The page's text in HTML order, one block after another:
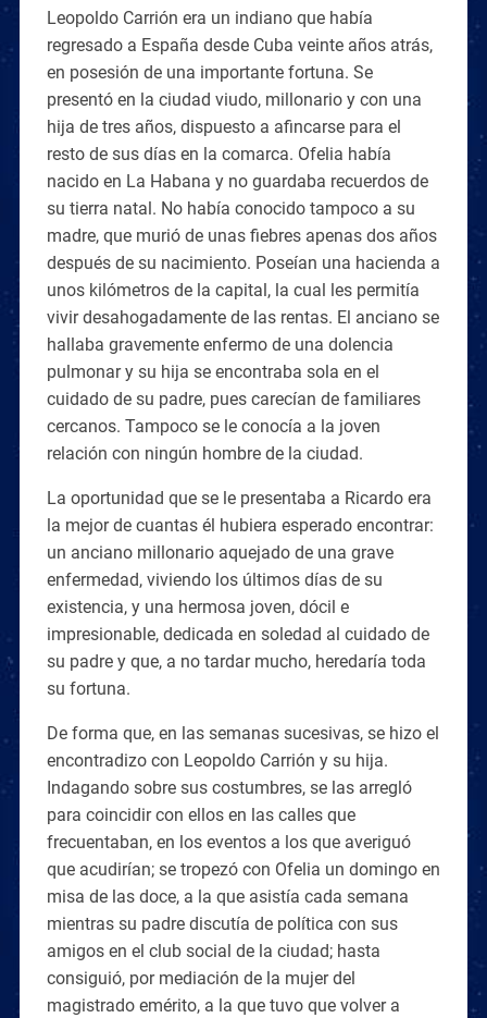
Leopoldo Carrión era un indiano que había
regresado a España desde Cuba veinte años atrás,
en posesión de una importante fortuna. Se
presentó en la ciudad viudo, millonario y con una
hija de tres años, dispuesto a afincarse para el
resto de sus días en la comarca. Ofelia había
nacido en La Habana y no guardaba recuerdos de
su tierra natal. No había conocido tampoco a su
madre, que murió de unas fiebres apenas dos años
después de su nacimiento. Poseían una hacienda a
unos kilómetros de la capital, la cual les permitía
vivir desahogadamente de las rentas. El anciano se
hallaba gravemente enfermo de una dolencia
pulmonar y su hija se encontraba sola en el
cuidado de su padre, pues carecían de familiares
cercanos. Tampoco se le conocía a la joven
relación con ningún hombre de la ciudad.
La oportunidad que se le presentaba a Ricardo era
la mejor de cuantas él hubiera esperado encontrar:
un anciano millonario aquejado de una grave
enfermedad, viviendo los últimos días de su
existencia, y una hermosa joven, dócil e
impresionable, dedicada en soledad al cuidado de
su padre y que, a no tardar mucho, heredaría toda
su fortuna.
De forma que, en las semanas sucesivas, se hizo el
encontradizo con Leopoldo Carrión y su hija.
Indagando sobre sus costumbres, se las arregló
para coincidir con ellos en las calles que
frecuentaban, en los eventos a los que averiguó
que acudirían; se tropezó con Ofelia un domingo en
misa de las doce, a la que asistía cada semana
mientras su padre discutía de política con sus
amigos en el club social de la ciudad; hasta
consiguió, por mediación de la mujer del
magistrado emérito, a la que tuvo que volver a